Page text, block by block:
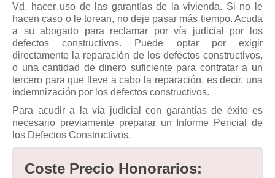
Vd. hacer uso de las garantías de la vivienda. Si no le
hacen caso o le torean, no deje pasar más tiempo. Acuda
a su abogado para reclamar por vía judicial por los
defectos constructivos. Puede optar por exigir
directamente la reparación de los defectos constructivos,
o una cantidad de dinero suficiente para contratar a un
tercero para que lleve a cabo la reparación, es decir, una
indemnización por los defectos constructivos.
Para acudir a la vía judicial con garantías de éxito es
necesario previamente preparar un Informe Pericial de
los Defectos Constructivos.
Coste Precio Honorarios: